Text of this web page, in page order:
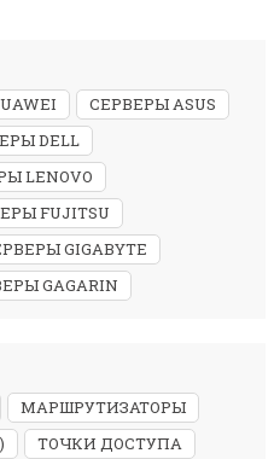
СЕРВЕРЫ ASUS
DELL
LENOVO
FUJITSU
GIGABYTE
GAGARIN
МАРШРУТИЗАТОРЫ
ТОЧКИ ДОСТУПА